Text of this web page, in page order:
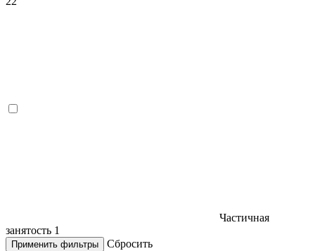
Частичная
занятость 1
Применить фильтры
Сбросить